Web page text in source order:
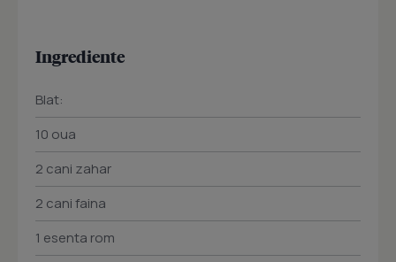
Ingrediente
Blat:
10 oua
2 cani zahar
2 cani faina
1 esenta rom